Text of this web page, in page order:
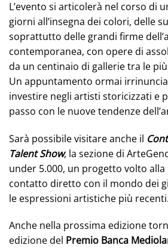
L’evento si articolerà nel corso di
giorni all’insegna dei colori, delle
soprattutto delle grandi firme
contemporanea, con opere di
da un centinaio di gallerie tra le
Un appuntamento ormai
investire negli artisti storicizzati e
passo con le nuove tendenze
Sarà possibile visitare anche il
Talent Show, la sezione di
under 5.000, un progetto volto
contatto diretto con il mondo dei
le espressioni artistiche più recenti.
Anche nella prossima edizione
edizione del Premio Banca